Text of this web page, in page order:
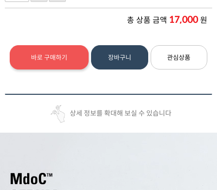
총 상품 금액 17,000원
바로 구매하기 장바구니 관심상품
상세 정보를 확대해 보실 수 있습니다